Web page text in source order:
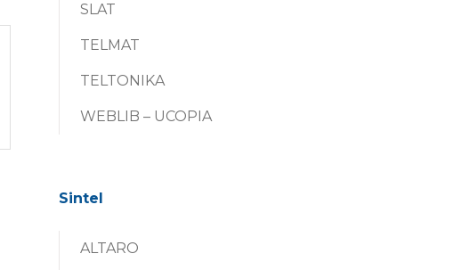
SLAT
TELMAT
TELTONIKA
WEBLIB – UCOPIA
Sintel
ALTARO